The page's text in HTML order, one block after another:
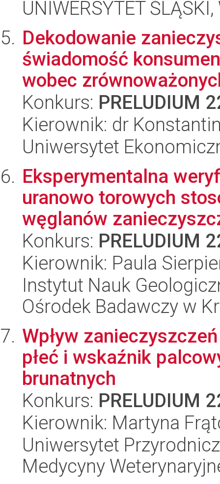
UNIWERSYTET
Dekodowanie
świadomość
wobec
Konkurs: PRELUDIUM
Kierownik: dr
Uniwersytet
Eksperymentalna
uranowo torowych
węglanów
Konkurs: PRELUDIUM
Kierownik: Paula
Instytut Nauk
Ośrodek Badawczy w
Wpływ
płeć i wskaźnik
brunatnych
Konkurs: PRELUDIUM
Kierownik: Martyna
Uniwersytet
Medycyny